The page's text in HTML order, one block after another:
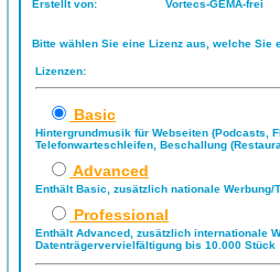
Erstellt von:
Vortecs-GEMA-frei
Bitte wählen Sie eine Lizenz aus, welche Sie
Lizenzen:
Basic
Hintergrundmusik für Webseiten (Podcasts,
Telefonwarteschleifen, Beschallung
Advanced
Enthält Basic, zusätzlich nationale
Professional
Enthält Advanced, zusätzlich internationale
Datenträgervervielfältigung bis 10.000 Stück